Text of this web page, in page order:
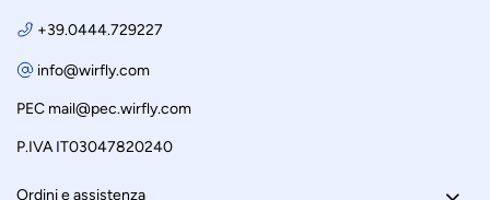
+39.0444.729227
info@wirfly.com
PEC mail@pec.wirfly.com
P.IVA IT03047820240
Ordini e assistenza